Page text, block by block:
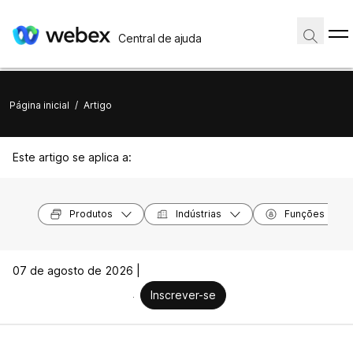
Central de ajuda
Página inicial / Artigo
Este artigo se aplica a:
Produtos Indústrias Funções
07 de agosto de 2026 |
Inscrever-se